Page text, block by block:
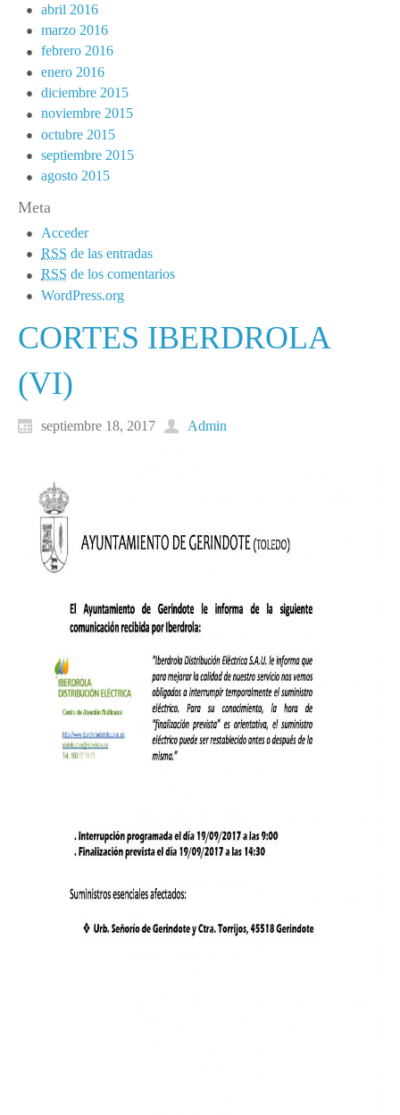
abril 2016
marzo 2016
febrero 2016
enero 2016
diciembre 2015
noviembre 2015
octubre 2015
septiembre 2015
agosto 2015
Meta
Acceder
RSS de las entradas
RSS de los comentarios
WordPress.org
CORTES IBERDROLA
(VI)
septiembre 18, 2017 Admin